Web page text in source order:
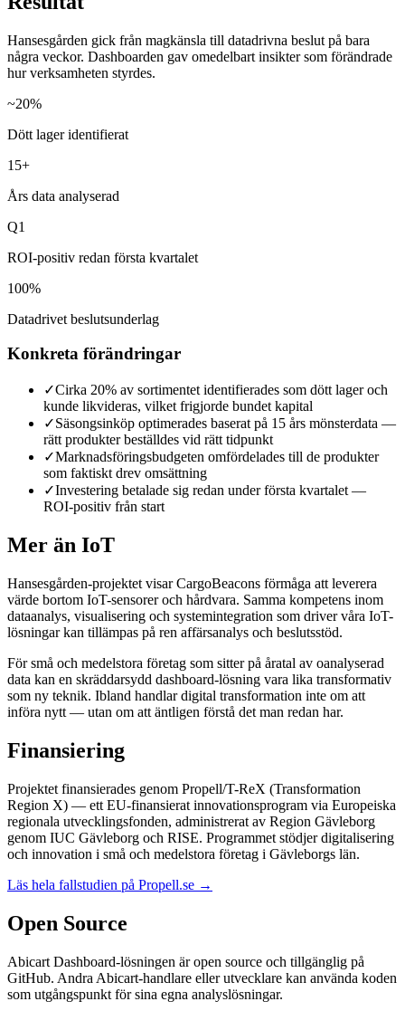
Hansesgården gick från magkänsla till datadrivna beslut på bara
några veckor. Dashboarden gav omedelbart insikter som förändrade
hur verksamheten styrdes.
~20%
Dött lager identifierat
15+
Års data analyserad
Q1
ROI-positiv redan första kvartalet
100%
Datadrivet beslutsunderlag
Konkreta förändringar
✓Cirka 20% av sortimentet identifierades som dött lager och
kunde likvideras, vilket frigjorde bundet kapital
✓Säsongsinköp optimerades baserat på 15 års mönsterdata —
rätt produkter beställdes vid rätt tidpunkt
✓Marknadsföringsbudgeten omfördelades till de produkter
som faktiskt drev omsättning
✓Investering betalade sig redan under första kvartalet —
ROI-positiv från start
Mer än IoT
Hansesgården-projektet visar CargoBeacons förmåga att leverera
värde bortom IoT-sensorer och hårdvara. Samma kompetens inom
dataanalys, visualisering och systemintegration som driver våra IoT-
lösningar kan tillämpas på ren affärsanalys och beslutsstöd.
För små och medelstora företag som sitter på åratal av oanalyserad
data kan en skräddarsydd dashboard-lösning vara lika transformativ
som ny teknik. Ibland handlar digital transformation inte om att
införa nytt — utan om att äntligen förstå det man redan har.
Finansiering
Projektet finansierades genom Propell/T-ReX (Transformation
Region X) — ett EU-finansierat innovationsprogram via Europeiska
regionala utvecklingsfonden, administrerat av Region Gävleborg
genom IUC Gävleborg och RISE. Programmet stödjer digitalisering
och innovation i små och medelstora företag i Gävleborgs län.
Läs hela fallstudien på Propell.se →
Open Source
Abicart Dashboard-lösningen är open source och tillgänglig på
GitHub. Andra Abicart-handlare eller utvecklare kan använda koden
som utgångspunkt för sina egna analyslösningar.